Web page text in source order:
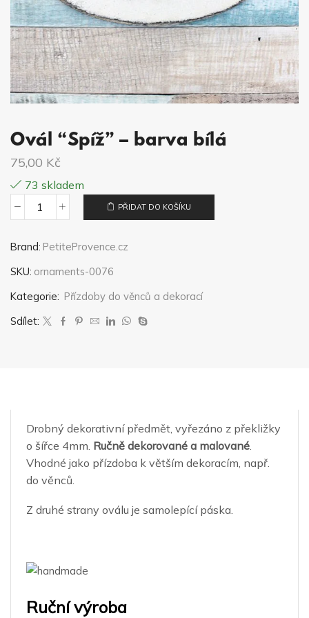
Ovál “Spíž” – barva bílá
75,00 Kč
73 skladem
Ovál
–
barva
bílá
PŘIDAT DO KOŠÍKU
Brand: PetiteProvence.cz
SKU: ornaments-0076
Kategorie: Přízdoby do věnců a dekorací
Sdílet:
Drobný dekorativní předmět, vyřezáno z překližky
o šířce 4mm. Ručně dekorované a malované
Vhodné jako přízdoba k větším dekoracím, např.
do věnců.
Z druhé strany oválu je samolepící páska.
Ruční výroba